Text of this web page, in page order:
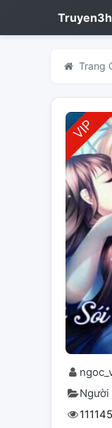
Trang
Người
111145